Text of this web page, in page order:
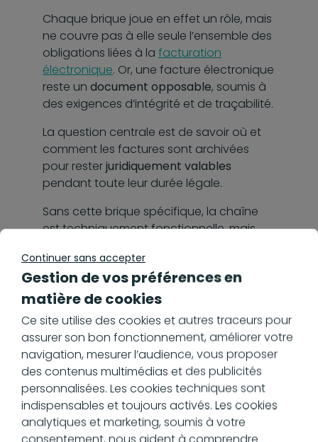
Chaque brique joue en effet un rôle, mais
ne couvre pas à elle seule l’ensemble des
obligations liées à la facturation
électronique. Or, une facture électronique
reste un document opposable, soumis à
des exigences d’intégrité et de traçabilité.
La question centrale est de savoir où et
comment les factures sont archivées
pour resterjuridiquement valables
pendant toute leur durée légale.
Sans cette brique spécifique, la chaîne
est techniquement fonctionnelle, mais
Erreur n°3 : Traiter
l’archivage
comme une
contrainte de fin
de chaîne
Continuer sans accepter
Gestion de vos préférences en
matière de cookies
Ce site utilise des cookies et autres traceurs pour
assurer son bon fonctionnement, améliorer votre
navigation, mesurer l’audience, vous proposer
des contenus multimédias et des publicités
personnalisées. Les cookies techniques sont
indispensables et toujours activés. Les cookies
analytiques et marketing, soumis à votre